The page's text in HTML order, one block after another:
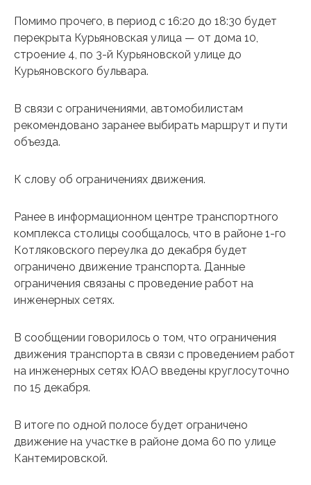
Помимо прочего, в период с 16:20 до 18:30 будет
перекрыта Курьяновская улица — от дома 10,
строение 4, по 3-й Курьяновской улице до
Курьяновского бульвара.
В связи с ограничениями, автомобилистам
рекомендовано заранее выбирать маршрут и пути
объезда.
К слову об ограничениях движения.
Ранее в информационном центре транспортного
комплекса столицы сообщалось, что в районе 1-го
Котляковского переулка до декабря будет
ограничено движение транспорта. Данные
ограничения связаны с проведение работ на
инженерных сетях.
В сообщении говорилось о том, что ограничения
движения транспорта в связи с проведением работ
на инженерных сетях ЮАО введены круглосуточно
по 15 декабря.
В итоге по одной полосе будет ограничено
движение на участке в районе дома 60 по улице
Кантемировской.